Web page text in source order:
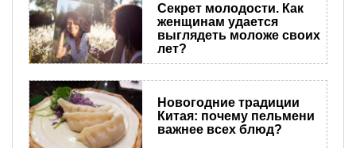
Секрет молодости. Как
женщинам удается
выглядеть моложе своих
лет?
Новогодние традиции
Китая: почему пельмени
важнее всех блюд?